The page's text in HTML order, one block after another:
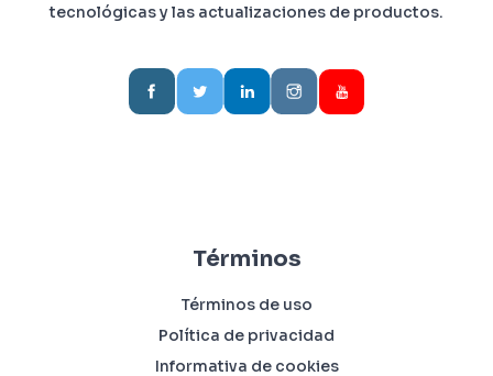
tecnológicas y las actualizaciones de productos.
Términos
Términos de uso
Política de privacidad
Informativa de cookies